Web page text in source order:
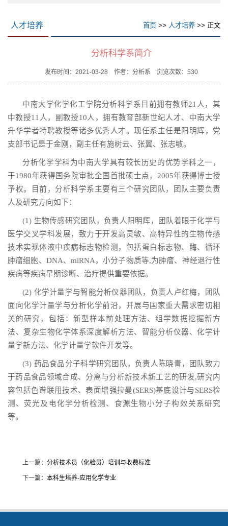
人才培养 首页 >> 人才培养 >> 正文
分析科学系简介
发布时间：2021-03-28 作者：分析系 浏览次数：530
中南大学化学化工学院分析科学系目前拥有教师21人，其
中教授11人，副教授10人，拥有教育部新世纪人才、中南大学
升华学者特聘教授等诸多优秀人才。现任系主任是阳明辉，党
支部书记是于金刚，副主任有施树云、张翼、张志敏。
分析化学学科为中南大学具有较长历史的优势学科之一，
于1980年获得国务院审批全国首批硕士点，2005年获得博士授
予权。目前，分析科学系主要有三个研究团队，团队主要负责
人及研究方向如下：
(1) 生物传感研究团队，负责人阳明辉，团队着眼于化学与
医学交叉学科发展，致力于开发高灵敏、高特异性的生物传感
技术实现体液中疾病标志物检测，包括蛋白标志物、酶、循环
肿瘤细胞、DNA、miRNA，小分子物质等,为肿瘤、神经退行性
疾病等疾病早期诊断、治疗提供重要依据。
(2) 化学计量学与智能分析仪器团队，负责人卢红梅，团队
面向化学计量学与分析化学前沿，开展与国家重大需求密切相
关的研究，包括：新型样本前处理方法、组学数据挖掘新方
法、复杂生物化学体系深度解析方法、智能分析仪器、化学计
量学新方法、化学计量学软件开发等。
(3) 药品食品分子科学研究团队，负责人陈晓青，团队致力
于药品食品领域合成、分离与分析新技术新工艺的研发,研究内
容包括色谱联用技术、表面增强拉曼(SERS)基底设计与SERS检
测、荧光及电化学分析检测、食源生物小分子构效关系研究
等。
上一篇：分析技术员（化验员）培训与收费标准
下一篇：本科生培养-应用化学专业